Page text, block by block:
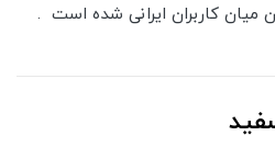
کاربران ایرانی شده است .